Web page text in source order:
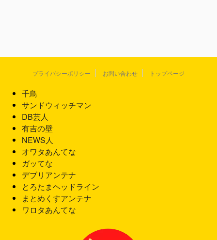
プライバシーポリシー お問い合わせ トップページ
千鳥
サンドウィッチマン
DB芸人
有吉の壁
NEWS人
オワタあんてな
ガッてな
デブリアンテナ
とろたまヘッドライン
まとめくすアンテナ
ワロタあんてな